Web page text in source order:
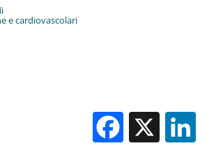
e cardiovascolari
X